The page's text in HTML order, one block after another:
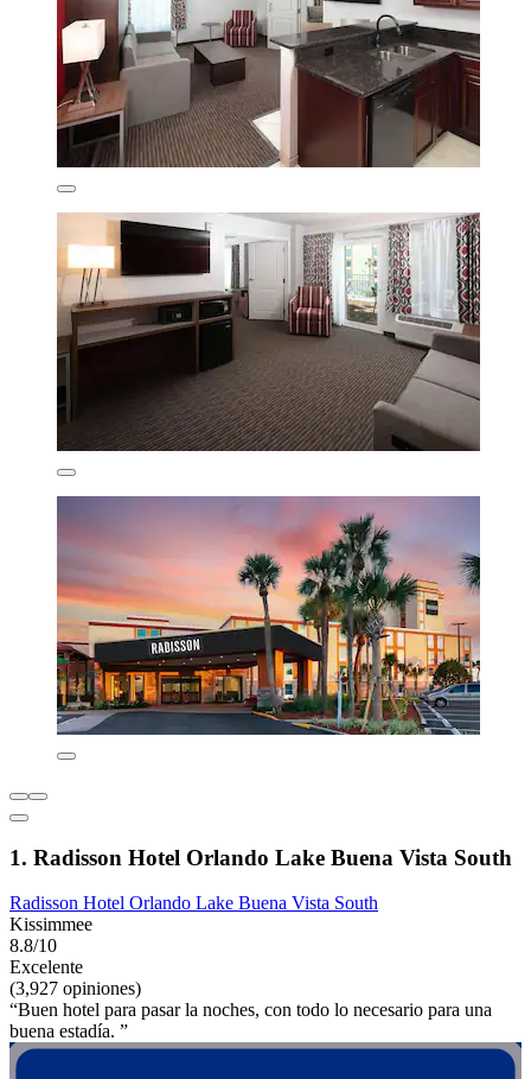
1. Radisson Hotel Orlando Lake Buena Vista South
Radisson Hotel Orlando Lake Buena Vista South
Kissimmee
8.8/10
Excelente
(3,927 opiniones)
“Buen hotel para pasar la noches, con todo lo necesario para una
buena estadía. ”